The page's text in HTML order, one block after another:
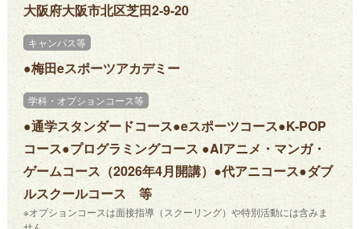
大阪府大阪市北区芝田2-9-20
キャンパス等
●梅田eスポーツアカデミー
学科・オプションコース等
●通学スタンダードコース●eスポーツコース●K-POP
コース●プログラミングコース ●AIアニメ・マンガ・
ゲームコース（2026年4月開講）●代アニコース●ダブ
ルスクールコース 等
※オプションコースは面接指導（スクーリング）や特別活動には含みま